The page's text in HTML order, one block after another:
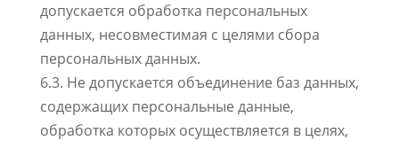
допускается обработка персональных
данных, несовместимая с целями сбора
персональных данных.
6.3. Не допускается объединение баз данных,
содержащих персональные данные,
обработка которых осуществляется в целях,